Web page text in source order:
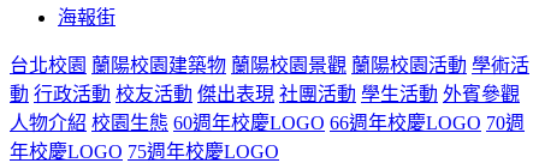
海報街
台北校園 蘭陽校園建築物 蘭陽校園景觀 蘭陽校園活動 學術活
動 行政活動 校友活動 傑出表現 社團活動 學生活動 外賓參觀
人物介紹 校園生態 60週年校慶LOGO 66週年校慶LOGO 70週
年校慶LOGO 75週年校慶LOGO